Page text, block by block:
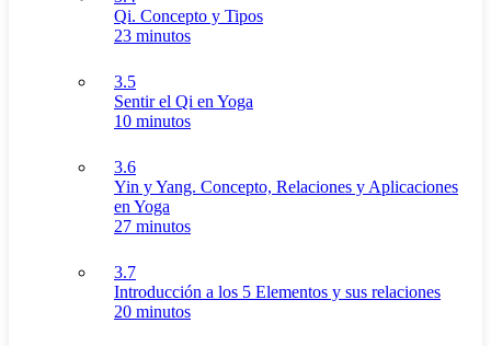
Qi. Concepto y Tipos
23 minutos
3.5
Sentir el Qi en Yoga
10 minutos
3.6
Yin y Yang. Concepto, Relaciones y Aplicaciones
en Yoga
27 minutos
3.7
Introducción a los 5 Elementos y sus relaciones
20 minutos